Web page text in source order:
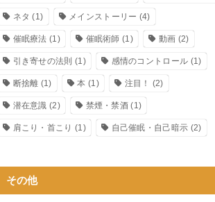
ネタ (1) メインストーリー (4)
催眠療法 (1) 催眠術師 (1) 動画 (2)
引き寄せの法則 (1) 感情のコントロール (1)
断捨離 (1) 本 (1) 注目！ (2)
潜在意識 (2) 禁煙・禁酒 (1)
肩こり・首こり (1) 自己催眠・自己暗示 (2)
その他